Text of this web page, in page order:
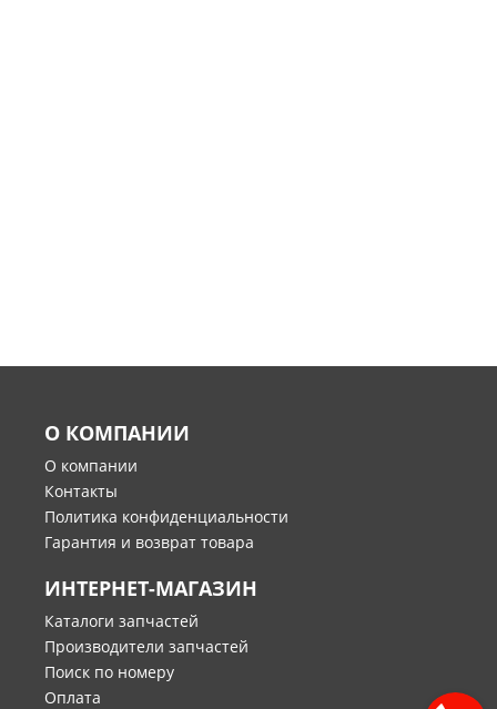
О КОМПАНИИ
О компании
Контакты
Политика конфиденциальности
Гарантия и возврат товара
ИНТЕРНЕТ-МАГАЗИН
Каталоги запчастей
Производители запчастей
Поиск по номеру
Оплата